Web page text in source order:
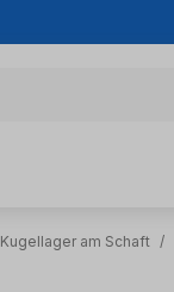
am Schaft /